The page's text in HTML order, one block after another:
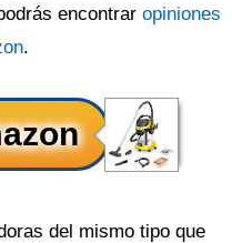
encontrar opiniones
.
del mismo tipo que